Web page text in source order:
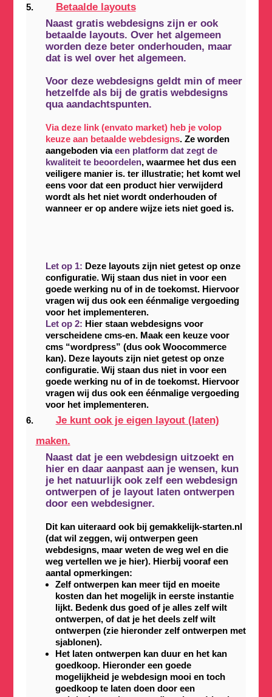
Betaalde layouts
Naast gratis webdesigns zijn er ook
betaalde layouts. Over het algemeen
worden deze beter onderhouden, maar
dat is wel over het algemeen.
Voor deze webdesigns geldt min of meer
hetzelfde als bij de gratis webdesigns
qua aandachtspunten.
Via deze link (envato market) heb je volop
keuze aan betaalde webdesigns. Ze worden
aangeboden viaeen platform dat zegt de
kwaliteit te beoordelen, waarmee het dus een
veiligere manier is. ter illustratie; het komt wel
eens voor dat een product hier verwijderd
wordt als het niet wordt onderhouden of
wanneer er op andere wijze iets niet goed is.
Let op 1: Deze layouts zijn niet getest op onze
configuratie. Wij staan dus niet in voor een
goede werking nu of in de toekomst. Hiervoor
vragen wij dus ook een éénmalige vergoeding
voor het implementeren.
Let op 2: Hier staan webdesigns voor
verscheidene cms-en. Maak een keuze voor
cms “wordpress” (dus ook Woocommerce
kan). Deze layouts zijn niet getest op onze
configuratie. Wij staan dus niet in voor een
goede werking nu of in de toekomst. Hiervoor
vragen wij dus ook een éénmalige vergoeding
voor het implementeren.
Je kunt ook je eigen layout (laten)
maken.
Naast dat je een webdesign uitzoekt en
hier en daar aanpast aan je wensen, kun
je het natuurlijk ook zelf een webdesign
ontwerpenof je layout laten ontwerpen
door een webdesigner.
Dit kan uiteraard ook bij gemakkelijk-starten.nl
(dat wil zeggen, wij ontwerpen geen
webdesigns, maar weten de weg wel en die
weg vertellen we je hier). Hierbij vooraf een
aantal opmerkingen:
Zelf ontwerpen kan meer tijd en moeite
kosten dan het mogelijk in eerste instantie
lijkt. Bedenk dus goed of je alles zelf wilt
ontwerpen, of dat je het deels zelf wilt
ontwerpen (zie hieronder zelf ontwerpen met
sjablonen).
Het laten ontwerpen kan duur en het kan
goedkoop. Hieronder een goede
mogelijkheid je webdesign mooi en toch
goedkoop te laten doen door een